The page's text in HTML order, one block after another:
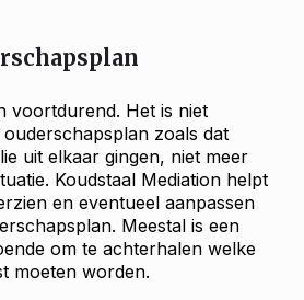
voortdurend. Het is niet
zoals dat
uit elkaar gingen, niet meer
Koudstaal Mediation helpt
en eventueel aanpassen
Meestal is een
om te achterhalen welke
moeten worden.